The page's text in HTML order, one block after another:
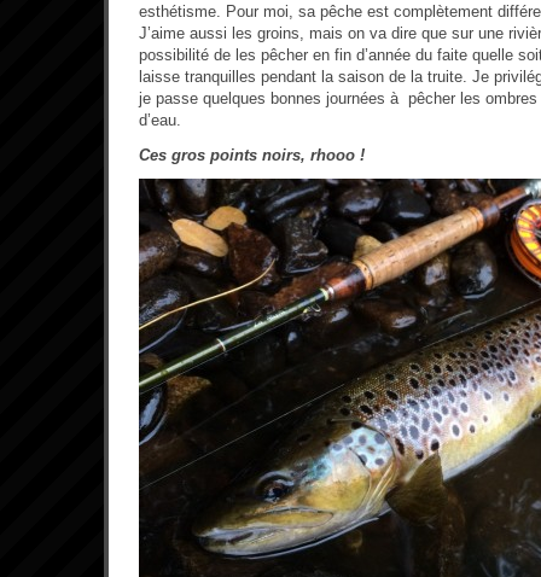
esthétisme. Pour moi, sa pêche est complètement
J’aime aussi les groins, mais on va dire que sur une
possibilité de les pêcher en fin d’année du faite quelle
laisse tranquilles pendant la saison de la truite. Je
je passe quelques bonnes journées à pêcher les ombres
d’eau.
Ces gros points noirs, rhooo !